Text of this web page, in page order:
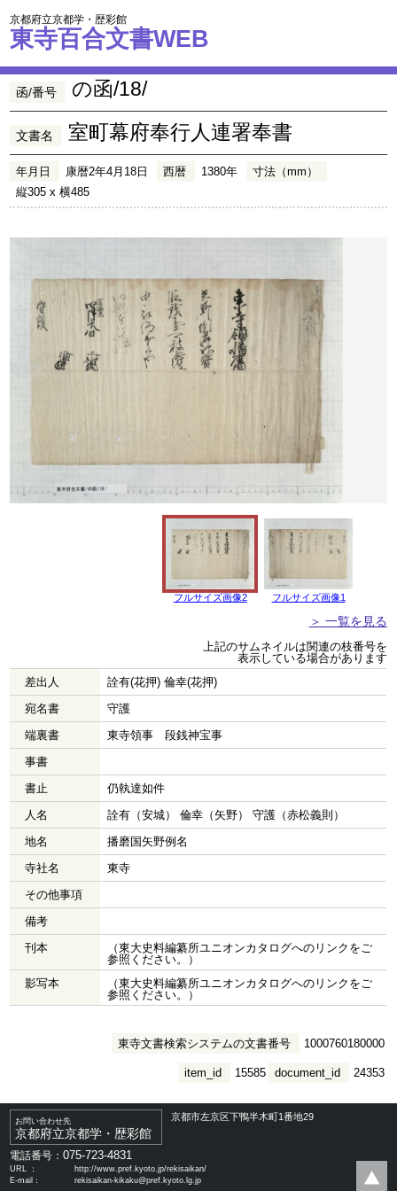
京都府立京都学・歴彩館
東寺百合文書WEB
函/番号 の函/18/
文書名 室町幕府奉行人連署奉書
年月日 康暦2年4月18日 西暦 1380年
寸法（mm）
縦305 x 横485
フルサイズ画像2 フルサイズ画像1
＞ 一覧を見る
上記のサムネイルは関連の枝番号を
表示している場合があります
差出人
詮有(花押) 倫幸(花押)
宛名書
守護
端裏書
東寺領事 段銭神宝事
事書
書止
仍執達如件
人名
詮有（安城） 倫幸（矢野） 守護（赤松義則）
地名
播磨国矢野例名
寺社名
東寺
その他事項
備考
刊本
（東大史料編纂所ユニオンカタログへのリンクをご
参照ください。）
影写本
（東大史料編纂所ユニオンカタログへのリンクをご
参照ください。）
東寺文書検索システムの文書番号 1000760180000
document_id 24353
item_id 15585
お問い合わせ先
京都府立京都学・歴彩館
京都市左京区下鴨半木町1番地29
電話番号：075-723-4831
URL ：
http://www.pref.kyoto.jp/rekisaikan/
E-mail：
rekisaikan-kikaku@pref.kyoto.lg.jp